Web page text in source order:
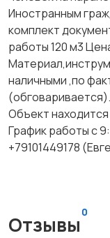
Иностранным
комплект
работы 120 м3
наличными ,по
Объект
График работы с
+79101449178
Отзывы
0